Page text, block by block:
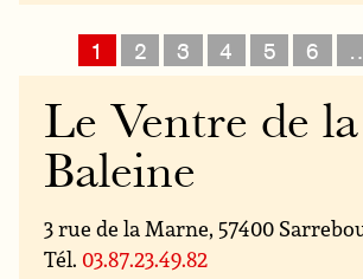
1 2 3 4 5 6
Le Ventre de la
Baleine
3 rue de la Marne, 57400
Tél. 03.87.23.49.82